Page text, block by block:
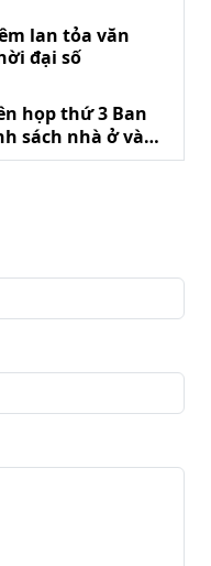
lan tỏa văn
đại số
họp thứ 3 Ban
sách nhà ở và
sản